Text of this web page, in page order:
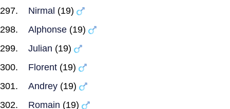
Nirmal (19)
Alphonse (19)
Julian (19)
Florent (19)
Andrey (19)
Romain (19)